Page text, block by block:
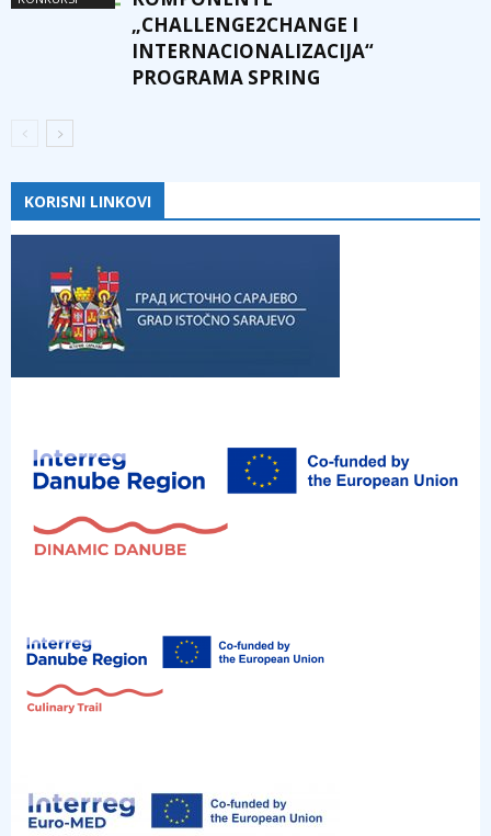
„CHALLENGE2CHANGE I
INTERNACIONALIZACIJA“
PROGRAMA SPRING
KORISNI LINKOVI